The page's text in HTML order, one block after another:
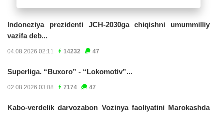
Indoneziya prezidenti JCH-2030ga chiqishni umummilliy
vazifa deb...
04.08.2026 02:11 14232 47
Superliga. “Buxoro” - “Lokomotiv”...
02.08.2026 03:08 7174 47
Kabo-verdelik darvozabon Vozinya faoliyatini Marokashda